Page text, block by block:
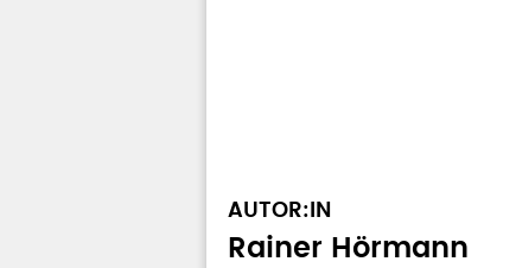
AUTOR:IN
Rainer Hörmann